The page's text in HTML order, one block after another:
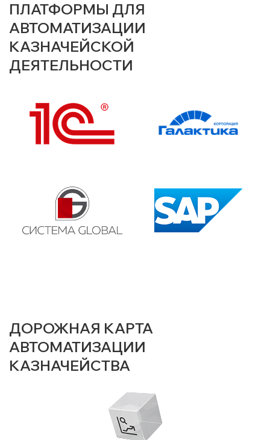
ПЛАТФОРМЫ ДЛЯ
АВТОМАТИЗАЦИИ
КАЗНАЧЕЙСКОЙ
ДЕЯТЕЛЬНОСТИ
ДОРОЖНАЯ КАРТА
АВТОМАТИЗАЦИИ
КАЗНАЧЕЙСТВА